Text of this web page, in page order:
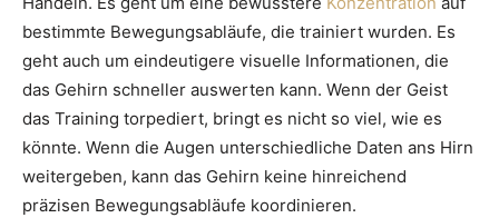
bestimmte Bewegungsabläufe, die trainiert wurden. Es
geht auch um eindeutigere visuelle Informationen, die
das Gehirn schneller auswerten kann. Wenn der Geist
das Training torpediert, bringt es nicht so viel, wie es
könnte. Wenn die Augen unterschiedliche Daten ans Hirn
weitergeben, kann das Gehirn keine hinreichend
präzisen Bewegungsabläufe koordinieren.